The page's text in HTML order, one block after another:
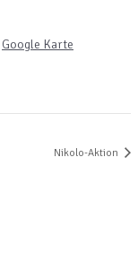
Google Karte
Nikolo-Aktion